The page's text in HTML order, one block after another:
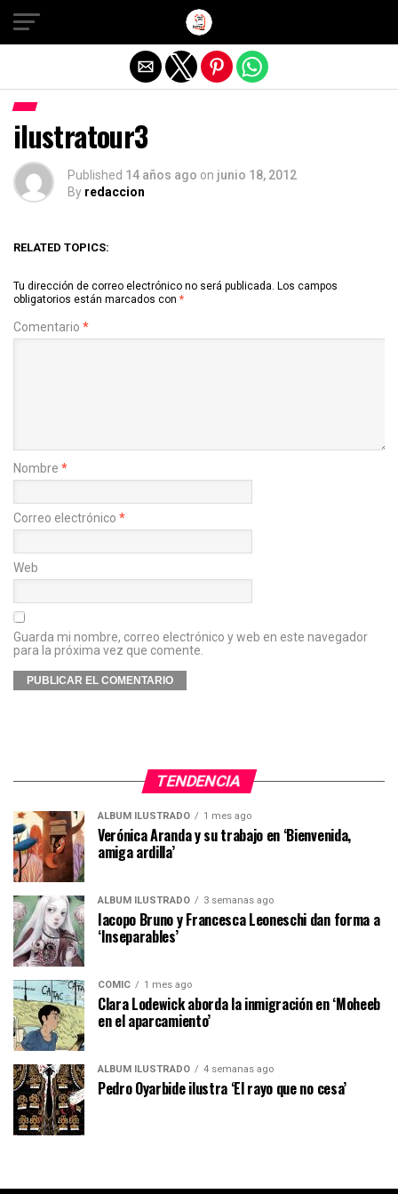
ilustratour3
Published 14 años ago on junio 18, 2012
By redaccion
RELATED TOPICS:
Tu dirección de correo electrónico no será publicada. Los campos
obligatorios están marcados con *
Comentario *
Nombre *
Correo electrónico *
Web
Guarda mi nombre, correo electrónico y web en este navegador
para la próxima vez que comente.
TENDENCIA
ÁLBUM ILUSTRADO 1 mes ago
Verónica Aranda y su trabajo en ‘Bienvenida,
amiga ardilla’
ÁLBUM ILUSTRADO 3 semanas ago
Iacopo Bruno y Francesca Leoneschi dan forma a
‘Inseparables’
CÓMIC 1 mes ago
Clara Lodewick aborda la inmigración en ‘Moheeb
en el aparcamiento’
ÁLBUM ILUSTRADO 4 semanas ago
Pedro Oyarbide ilustra ‘El rayo que no cesa’
Salir de la versión móvil